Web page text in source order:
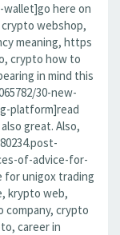
here on
webshop,
meaning, https
crypto how to
in mind this
30-new-
platform]read
great. Also,
of-advice-for-
for unigox trading
krypto web,
crypto
career in